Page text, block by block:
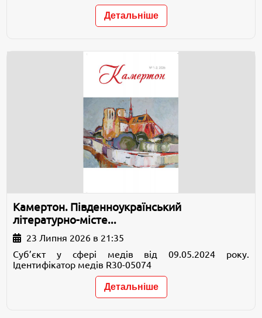
Детальніше
Камертон. Південноукраїнський
літературно-місте...
23 Липня 2026 в 21:35
Суб’єкт у сфері медів від 09.05.2024 року.
Ідентифікатор медів R30-05074
Детальніше